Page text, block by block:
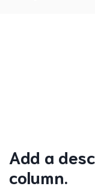
Add a
column.